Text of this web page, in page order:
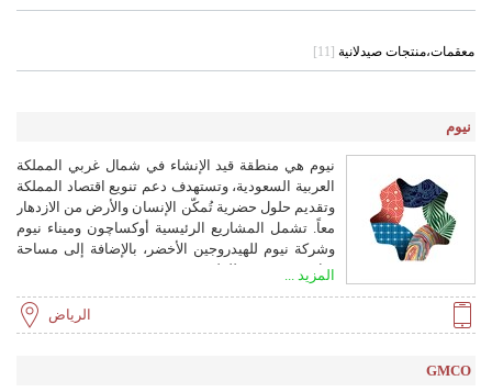
معقمات،منتجات صيدلانية [11]
نيوم
نيوم هي منطقة قيد الإنشاء في شمال غربي المملكة
العربية السعودية، وتستهدف دعم تنويع اقتصاد المملكة
وتقديم حلول حضرية تُمكّن الإنسان والأرض من الازدهار
معاً. تشمل المشاريع الرئيسية أوكساچون وميناء نيوم
وشركة نيوم للهيدروجين الأخضر، بالإضافة إلى مساحة
شاسعة مخصصة للطبيعة.
المزيد ...
الرياض
GMCO